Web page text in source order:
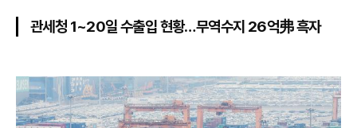
관세청 1~20일 수출입 현황…무역수지 26억弗 흑자